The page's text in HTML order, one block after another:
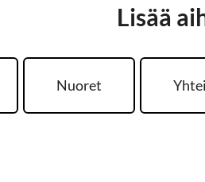
Lisää
Nuoret